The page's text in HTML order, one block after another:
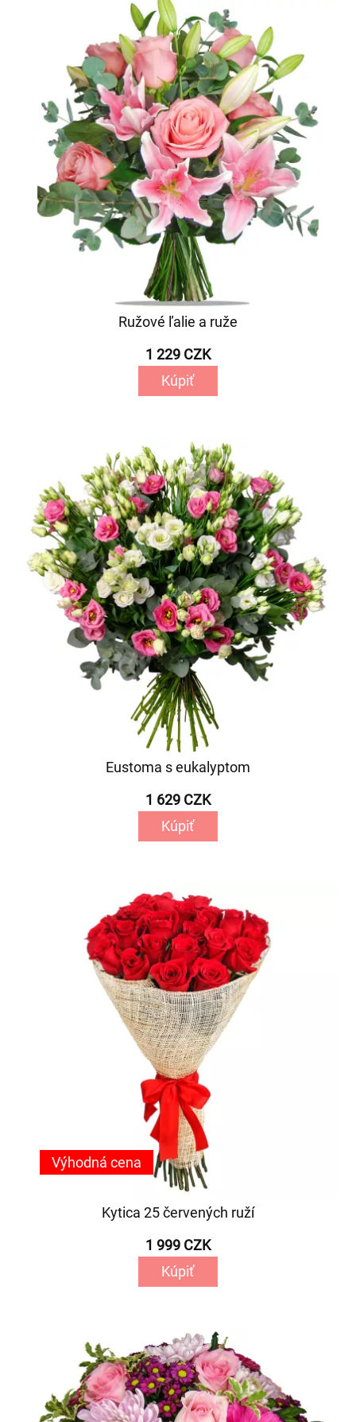
Ružové ľalie a ruže
1 229 CZK
Kúpiť
Eustoma s eukalyptom
1 629 CZK
Kúpiť
Kytica 25 červených ruží
1 999 CZK
Kúpiť
Výhodná cena